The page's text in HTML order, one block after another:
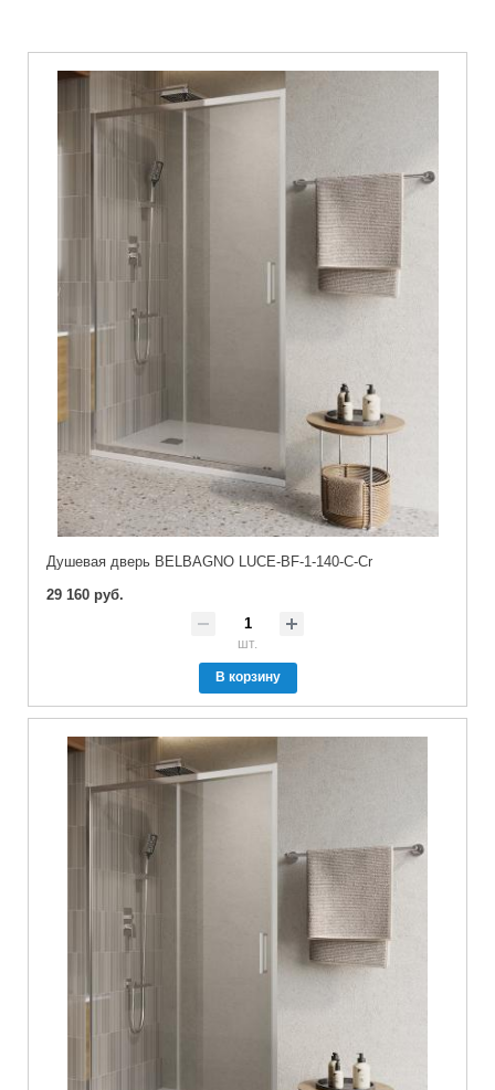
Душевая дверь BELBAGNO LUCE-BF-1-140-C-Cr
29 160 руб.
шт.
В корзину